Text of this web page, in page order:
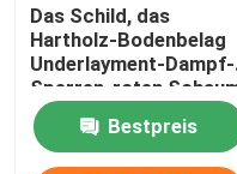
Das Schild, das
Hartholz-Bodenbelag
Underlayment-Dampf-
Sperren-roten
auffüllt, lag 3mm
zugrundeBestpreis